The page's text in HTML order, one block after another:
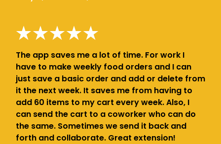
The app saves me a lot of time. For work I
have to make weekly food orders and I can
just save a basic order and add or delete from
it the next week. It saves me from having to
add 60 items to my cart every week. Also, I
can send the cart to a coworker who can do
the same. Sometimes we send it back and
forth and collaborate. Great extension!